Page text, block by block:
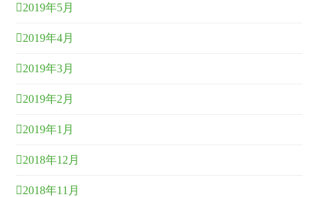
2019年5月
2019年4月
2019年3月
2019年2月
2019年1月
2018年12月
2018年11月